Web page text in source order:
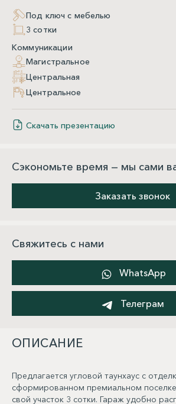
Под ключ с мебелью
3 сотки
Коммуникации
Магистральное
Центральная
Центральное
Скачать презентацию
Сэкономьте время — мы сами
Заказать звонок
Свяжитесь с нами
WhatsApp
Телеграм
ОПИСАНИЕ
Предлагается угловой таунхаус с
сформированном премиальном
свой участок 3 сотки. Гараж удобно